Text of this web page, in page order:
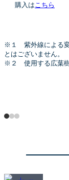
購入は こちら
※１　紫外線による
とはございません。
※２　使用する広葉